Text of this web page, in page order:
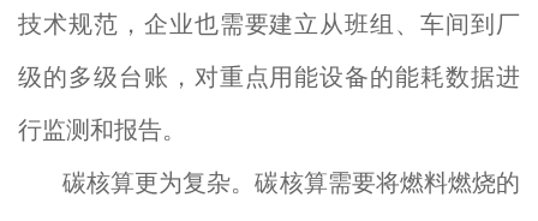
技术规范，企业也需要建立从班组、车间到厂
级的多级台账，对重点用能设备的能耗数据进
行监测和报告。
碳核算更为复杂。碳核算需要将燃料燃烧的